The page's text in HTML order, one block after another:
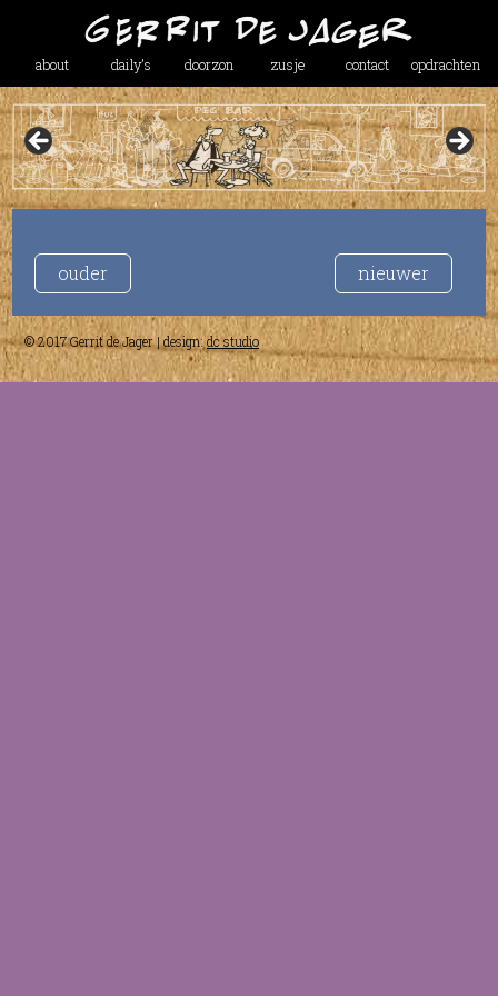
about daily’s doorzon zusje contact opdrachten
ouder nieuwer
© 2017 Gerrit de Jager | design:dc studio